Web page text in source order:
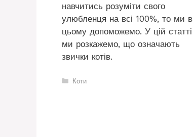
навчитись розуміти свого
улюбленця на всі 100%, то ми в
цьому допоможемо. У цій статті
ми розкажемо, що означають
звички котів.
Категорії
Коти